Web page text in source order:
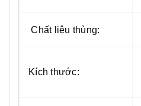
Chất liệu thùng:
Kích thước: